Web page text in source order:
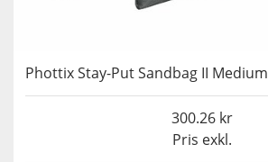
Phottix Stay-Put Sandbag II Medium
Pris exkl.
300.26